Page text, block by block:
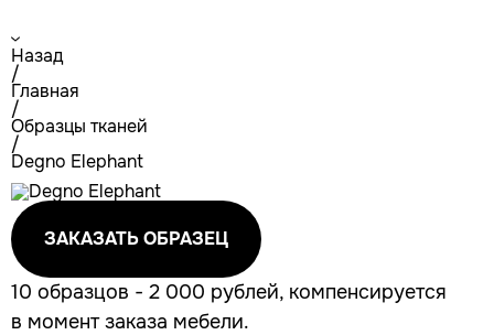
Назад
/
Главная
/
Образцы тканей
/
Degno Elephant
ЗАКАЗАТЬ ОБРАЗЕЦ
10 образцов - 2 000 рублей, компенсируется
в момент заказа мебели.